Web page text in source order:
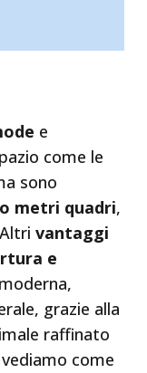
e
come le
sono
metri quadri,
vantaggi
e
grazie alla
raffinato
come